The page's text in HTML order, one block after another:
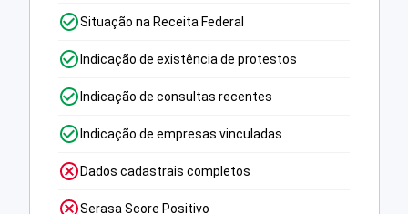
Situação na Receita Federal
Indicação de existência de protestos
Indicação de consultas recentes
Indicação de empresas vinculadas
Dados cadastrais completos
Serasa Score Positivo